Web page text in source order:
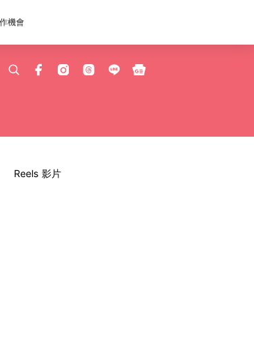
機會
Reels 影片